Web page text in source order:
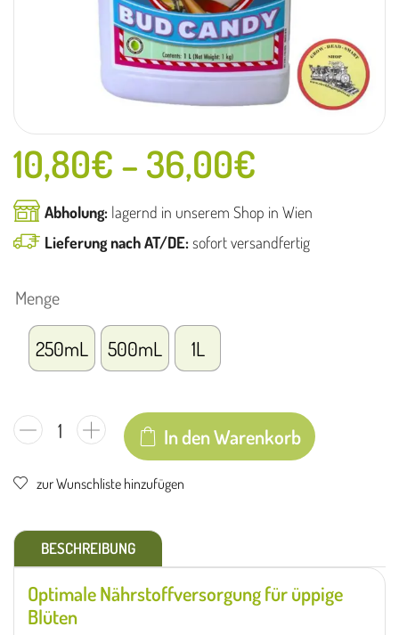
10,80€ – 36,00€
Abholung: lagernd in unserem Shop in Wien
Lieferung nach AT/DE:sofort versandfertig
Menge
250mL 500mL 1L
In den Warenkorb
zur Wunschliste hinzufügen
BESCHREIBUNG
Optimale Nährstoffversorgung für üppige
Blüten